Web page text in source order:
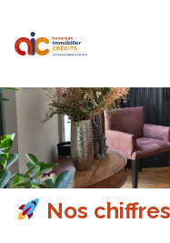
Nos